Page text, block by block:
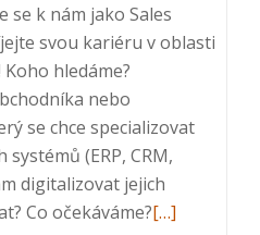
se k nám jako Sales
svou kariéru v oblasti
hledáme?
nebo
se chce specializovat
(ERP, CRM,
digitalizovat jejich
Co očekáváme?Read
[…]